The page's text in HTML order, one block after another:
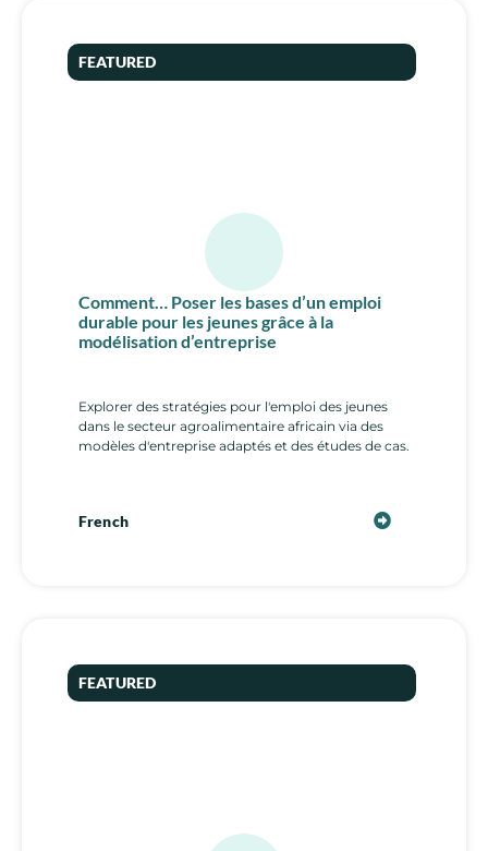
FEATURED
Comment… Poser les bases d’un emploi
durable pour les jeunes grâce à la
modélisation d’entreprise
Explorer des stratégies pour l'emploi des jeunes
dans le secteur agroalimentaire africain via des
modèles d'entreprise adaptés et des études de cas.
French
FEATURED